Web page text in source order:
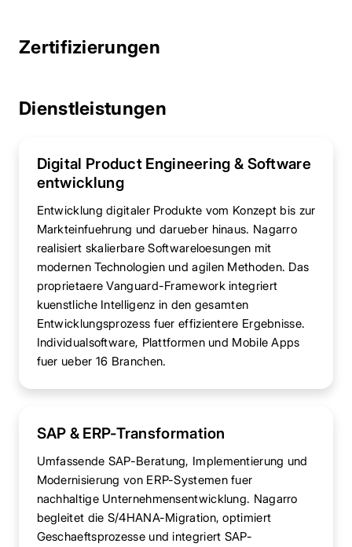
Zertifizierungen
Dienstleistungen
Digital Product Engineering & Software
entwicklung
Entwicklung digitaler Produkte vom Konzept bis zur
Markteinfuehrung und darueber hinaus. Nagarro
realisiert skalierbare Softwareloesungen mit
modernen Technologien und agilen Methoden. Das
proprietaere Vanguard-Framework integriert
kuenstliche Intelligenz in den gesamten
Entwicklungsprozess fuer effizientere Ergebnisse.
Individualsoftware, Plattformen und Mobile Apps
fuer ueber 16 Branchen.
SAP & ERP-Transformation
Umfassende SAP-Beratung, Implementierung und
Modernisierung von ERP-Systemen fuer
nachhaltige Unternehmensentwicklung. Nagarro
begleitet die S/4HANA-Migration, optimiert
Geschaeftsprozesse und integriert SAP-